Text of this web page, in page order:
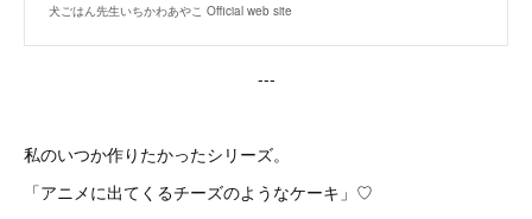
犬ごはん先生いちかわあやこ Official web site
---
私のいつか作りたかったシリーズ。
「アニメに出てくるチーズのようなケーキ」♡